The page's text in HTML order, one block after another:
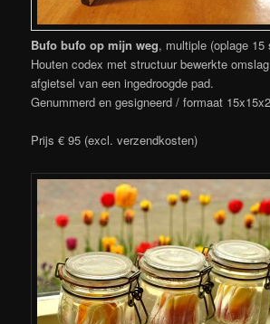
Bufo bufo op mijn weg, multiple (oplage 15
Houten codex met structuur bewerkte
afgietsel van een ingedroogde pad.
Genummerd en gesigneerd / formaat
Prijs € 95 (excl. verzendkosten)